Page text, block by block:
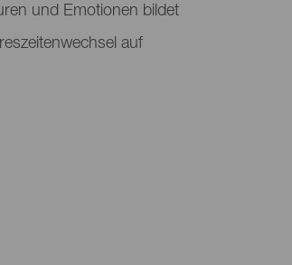
und Emotionen bildet
auf